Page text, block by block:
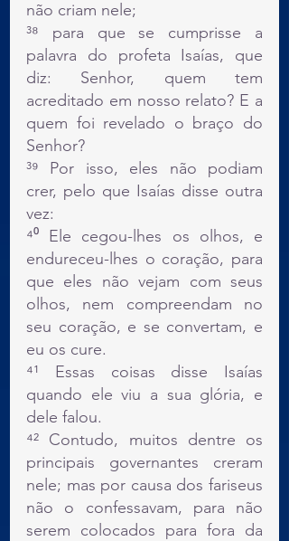
não criam nele;
³⁸ para que se cumprisse a
palavra do profeta Isaías, que
diz: Senhor, quem tem
acreditado em nosso relato? E a
quem foi revelado o braço do
Senhor?
³⁹ Por isso, eles não podiam
crer, pelo que Isaías disse outra
vez:
⁴⁰ Ele cegou-lhes os olhos, e
endureceu-lhes o coração, para
que eles não vejam com seus
olhos, nem compreendam no
seu coração, e se convertam, e
eu os cure.
⁴¹ Essas coisas disse Isaías
quando ele viu a sua glória, e
dele falou.
⁴² Contudo, muitos dentre os
principais governantes creram
nele; mas por causa dos fariseus
não o confessavam, para não
serem colocados para fora da